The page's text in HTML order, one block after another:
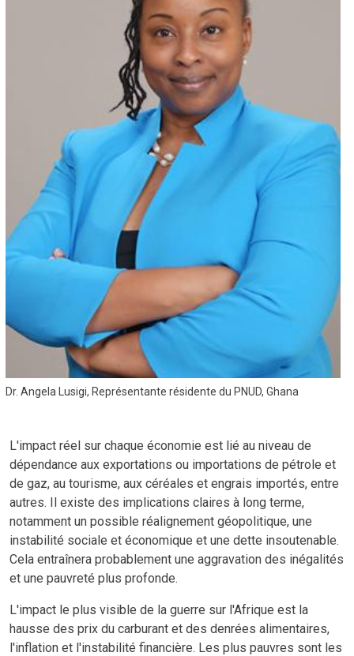
Dr. Angela Lusigi, Représentante résidente du PNUD, Ghana
L'impact réel sur chaque économie est lié au niveau de
dépendance aux exportations ou importations de pétrole et
de gaz, au tourisme, aux céréales et engrais importés, entre
autres. Il existe des implications claires à long terme,
notamment un possible réalignement géopolitique, une
instabilité sociale et économique et une dette insoutenable.
Cela entraînera probablement une aggravation des inégalités
et une pauvreté plus profonde.
L'impact le plus visible de la guerre sur l'Afrique est la
hausse des prix du carburant et des denrées alimentaires,
l'inflation et l'instabilité financière. Les plus pauvres sont les